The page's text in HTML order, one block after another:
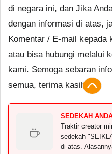
di negara ini, dan Jika
dengan informasi di atas,
Komentar / E-mail kepada
atau bisa hubungi melalui
kami. Semoga sebaran
semua, terima kasih.
SEDEKAH
Traktir creator
sedekah
di atas.